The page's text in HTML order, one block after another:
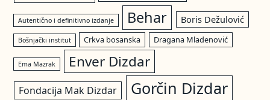
Autentično i definitivno izdanje Behar Boris Dežulović
Bošnjački institut Crkva bosanska Dragana Mladenović
Ema Mazrak Enver Dizdar
Fondacija Mak Dizdar Gorčin Dizdar